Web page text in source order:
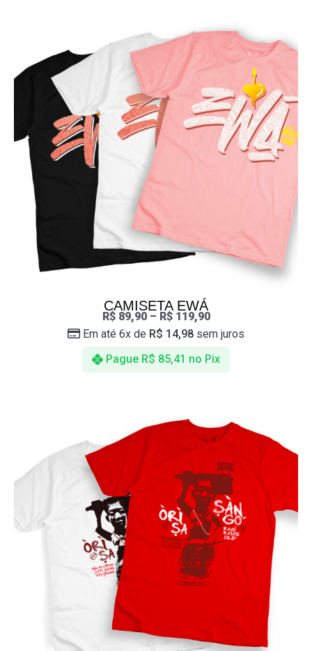
CAMISETA EWÁ
R$89,90– R$119,90
Pague R$ 85,41 no Pix
Em até 6x de R$ 14,98 sem juros